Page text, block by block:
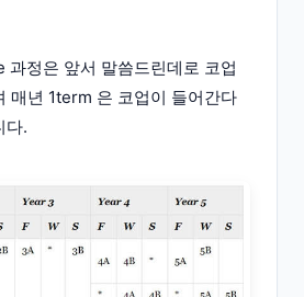
정은 앞서 말씀드린데로 코업
매년 1term 은 코업이 들어간다
다.